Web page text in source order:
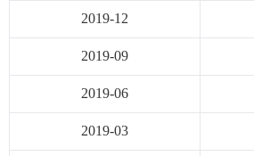
2019-12
2019-09
2019-06
2019-03